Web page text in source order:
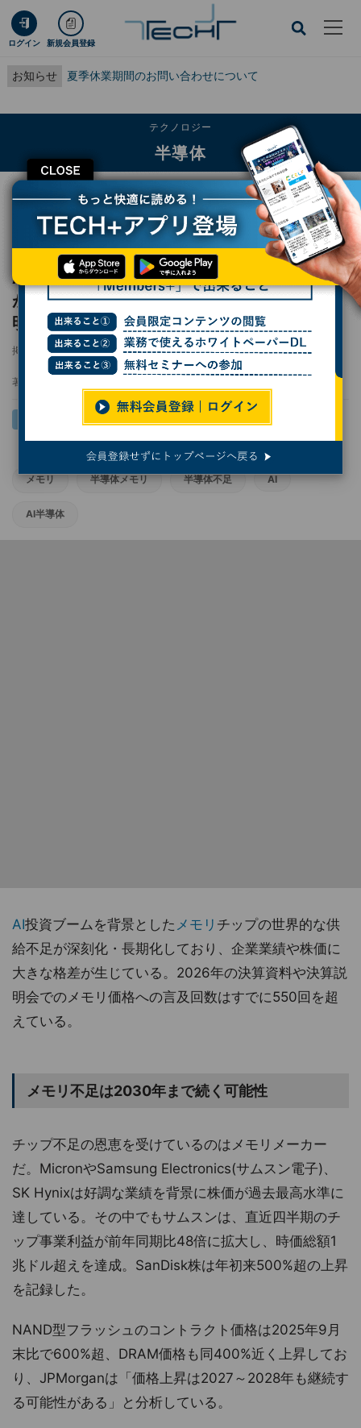
ログイン 新規会員登録
お知らせ 夏季休業期間のお問い合わせについて
CLOSE
テクノロジー
半導体
TECH+ テクノロジー
半導体
AIによるメモリチップの需要爆増で供給不足が深刻化 - 半導体メーカーと家電メ
AIによるメモリチップの需要爆増で供給不足
が深刻化 - 半導体メーカーと家電メーカーで
明暗
掲載日 2026/05/14 12:28
著者：
メモリ 半導体メモリ 半導体不足 AI
AI半導体
AI投資ブームを背景とした メモリ チップの世界的な供
給不足が深刻化・長期化しており、企業業績や株価に
大きな格差が生じている。2026年の決算資料や決算説
明会でのメモリ価格への言及回数はすでに550回を超
えている。
メモリ不足は2030年まで続く可能性
チップ不足の恩恵を受けているのはメモリメーカー
だ。MicronやSamsung Electronics(サムスン電子)、
SK Hynixは好調な業績を背景に株価が過去最高水準に
達している。その中でもサムスンは、直近四半期のチ
ップ事業利益が前年同期比48倍に拡大し、時価総額1
兆ドル超えを達成。SanDisk株は年初来500%超の上昇
を記録した。
NAND型フラッシュのコントラクト価格は2025年9月
末比で600%超、DRAM価格も同400%近く上昇してお
り、JPMorganは「価格上昇は2027～2028年も継続す
る可能性がある」と分析している。